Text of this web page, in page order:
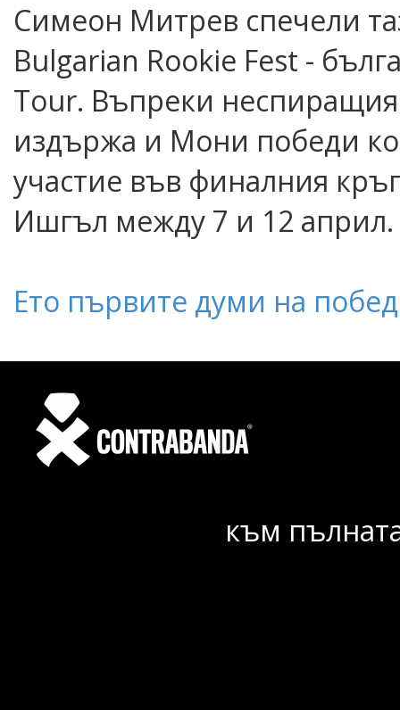
Симеон Митрев спечели
Bulgarian Rookie Fest -
Tour. Въпреки неспиращия
издържа и Мони победи
участие във финалния
Ишгъл между 7 и 12 април.
Ето първите думи на
към